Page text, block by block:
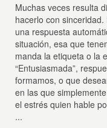
Muchas veces resulta
hacerlo con
una respuesta
situación, esa que
manda la etiqueta o la
“Entusiasmada”,
formamos, o que
en las que
el estrés quien hable
...